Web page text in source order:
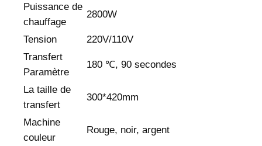
Puissance de
chauffage
2800W
Tension
220V/110V
Transfert
Paramètre
180 ℃, 90 secondes
La taille de
transfert
300*420mm
Machine
couleur
Rouge, noir, argent